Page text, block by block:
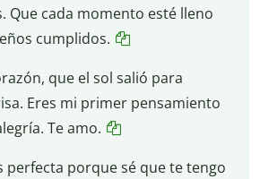
Que cada momento esté lleno
cumplidos.
que el sol salió para
Eres mi primer pensamiento
Te amo.
perfecta porque sé que te tengo